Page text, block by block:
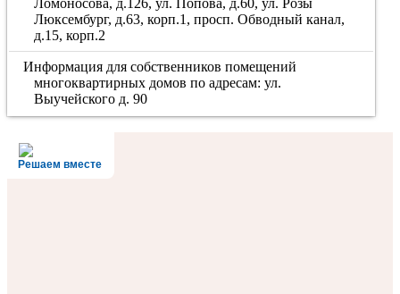
Ломоносова, д.126, ул. Попова, д.60, ул. Розы
Люксембург, д.63, корп.1, просп. Обводный канал,
д.15, корп.2
Информация для собственников помещений
многоквартирных домов по адресам: ул.
Выучейского д. 90
Решаем вместе